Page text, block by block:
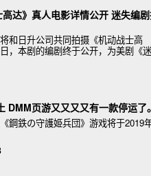
达》真人电影详情公开 迷失编
和日升公司共同拍摄《机动战士高
，本剧的编剧终于公开，为美剧《迷
穹顶之下》(第1季)等担任编剧的布
DMM页游又又又又有一款停运了
鋼鉄の守護姫兵団》游戏将于2019